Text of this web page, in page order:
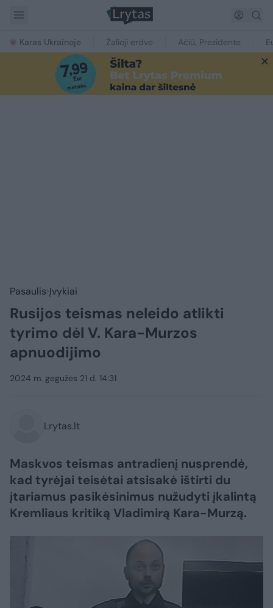
Karas Ukrainoje Žalioji erdvė Ačiū, Prezidente
Pasaulis Įvykiai
Rusijos teismas neleido atlikti
tyrimo dėl V. Kara-Murzos
apnuodijimo
2024 m. gegužės 21 d. 14:31
Lrytas.lt
Maskvos teismas antradienį nusprendė,
kad tyrėjai teisėtai atsisakė ištirti du
įtariamus pasikėsinimus nužudyti įkalintą
Kremliaus kritiką Vladimirą Kara-Murzą.